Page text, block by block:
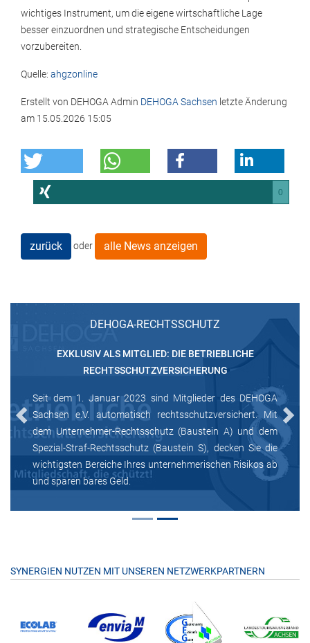
wichtiges Instrument, um die eigene wirtschaftliche Lage
besser einzuordnen und strategische Entscheidungen
vorzubereiten.
Quelle: ahgzonline
Erstellt von DEHOGA Admin DEHOGA Sachsen letzte Änderung
am 15.05.2026 15:05
0
zurück oder alle News anzeigen
DEHOGA-RECHTSSCHUTZ
EXKLUSIV ALS MITGLIED: DIE BETRIEBLICHE
RECHTSSCHUTZVERSICHERUNG
Seit dem 1. Januar 2023 sind Mitglieder des DEHOGA
Sachsen e.V. automatisch rechtsschutzversichert. Mit
dem Unternehmer-Rechtsschutz (Baustein A) und dem
Spezial-Straf-Rechtsschutz (Baustein S), decken Sie die
wichtigsten Bereiche Ihres unternehmerischen Risikos ab
und sparen bares Geld.
Previous Next
SYNERGIEN NUTZEN MIT UNSEREN NETZWERKPARTNERN